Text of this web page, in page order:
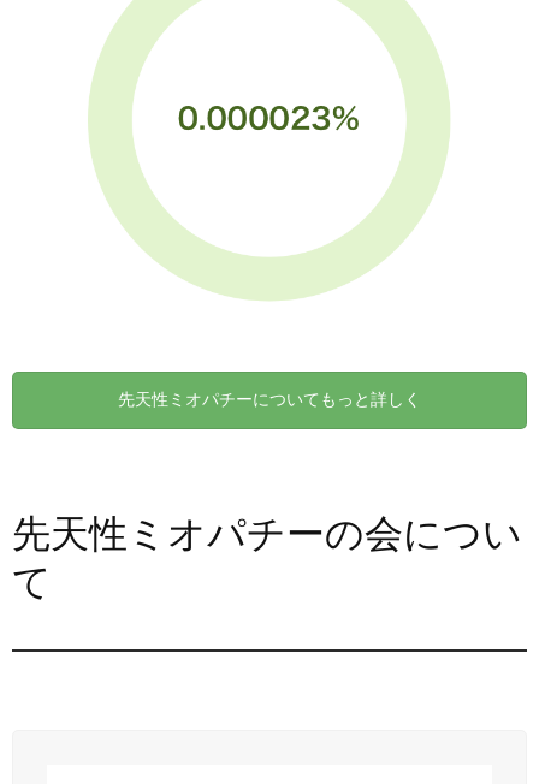
先天性ミオパチーについてもっと詳しく
先天性ミオパチーの会につい
て